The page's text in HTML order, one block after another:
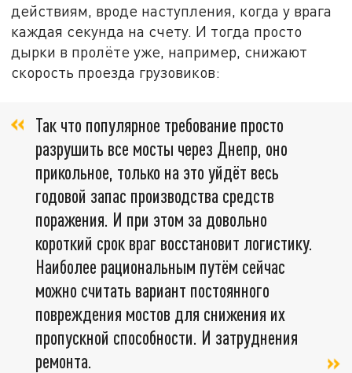
действиям, вроде наступления, когда у врага
каждая секунда на счету. И тогда просто
дырки в пролёте уже, например, снижают
скорость проезда грузовиков:
Так что популярное требование просто
разрушить все мосты через Днепр, оно
прикольное, только на это уйдёт весь
годовой запас производства средств
поражения. И при этом за довольно
короткий срок враг восстановит логистику.
Наиболее рациональным путём сейчас
можно считать вариант постоянного
повреждения мостов для снижения их
пропускной способности. И затруднения
ремонта.